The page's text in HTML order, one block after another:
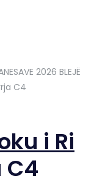
2026 BLEJË
C4
i Ri
C4